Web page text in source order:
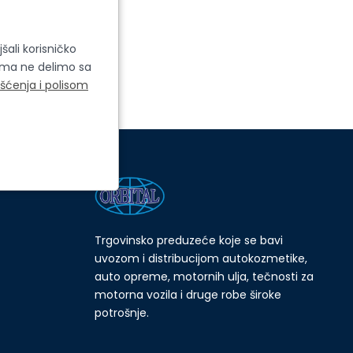
Trgovinsko preduzeće koje se bavi
uvozom i distribucijom autokozmetike,
auto opreme, motornih ulja, tečnosti za
motorna vozila i druge robe široke
potrošnje.
korisničko
ne delimo sa
i polisom